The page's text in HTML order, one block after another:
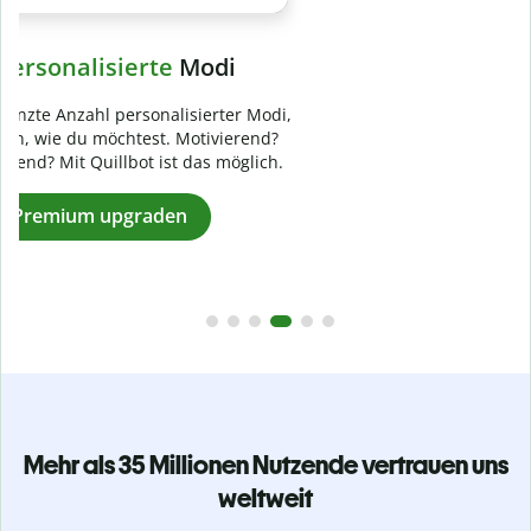
Verhindereversehentliches Plagiat
Stelle mit der Plagiatsprüfung sicher, dass dein Text zu 100
% original ist. Analysiere deine Arbeit in Sekundenschnelle
und finde fehlende Quellenangaben in über 100 Sprachen.
Zu Premium upgraden
Mehr als 35 Millionen Nutzende vertrauen uns
weltweit